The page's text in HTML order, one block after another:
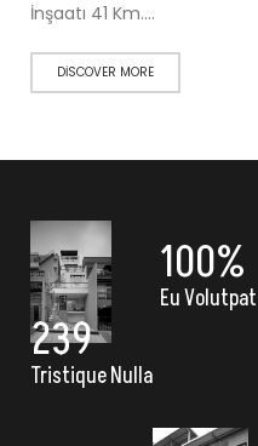
İnşaatı 41 Km.…
DISCOVER MORE
Tristique Nulla
239
Eu Volutpat
100%